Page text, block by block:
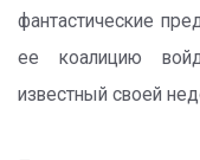
фантастические
ее коалицию
известный своей